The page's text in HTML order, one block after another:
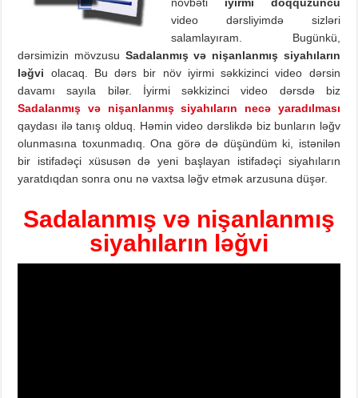
video dərsliyimdə sizləri
salamlayıram. Bugünkü,
dərsimizin mövzusu Sadalanmış və nişanlanmış siyahıların
ləğvi olacaq. Bu dərs bir növ iyirmi səkkizinci video dərsin
davamı sayıla bilər. İyirmi səkkizinci video dərsdə biz
Sadalanmış və nişanlanmış siyahıların necə yaradılması
qaydası ilə tanış olduq. Həmin video dərslikdə biz bunların ləğv
olunmasına toxunmadıq. Ona görə də düşündüm ki, istənilən
bir istifadəçi xüsusən də yeni başlayan istifadəçi siyahıların
yaratdıqdan sonra onu nə vaxtsa ləğv etmək arzusuna düşər.
Sadalanmış və nişanlanmış
siyahıların ləğvi